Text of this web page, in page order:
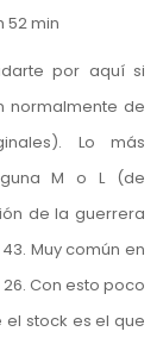
52 min
por aquí si
normalmente de
Lo más
M o L (de
de la guerrera
Muy común en
Con esto poco
stock es el que